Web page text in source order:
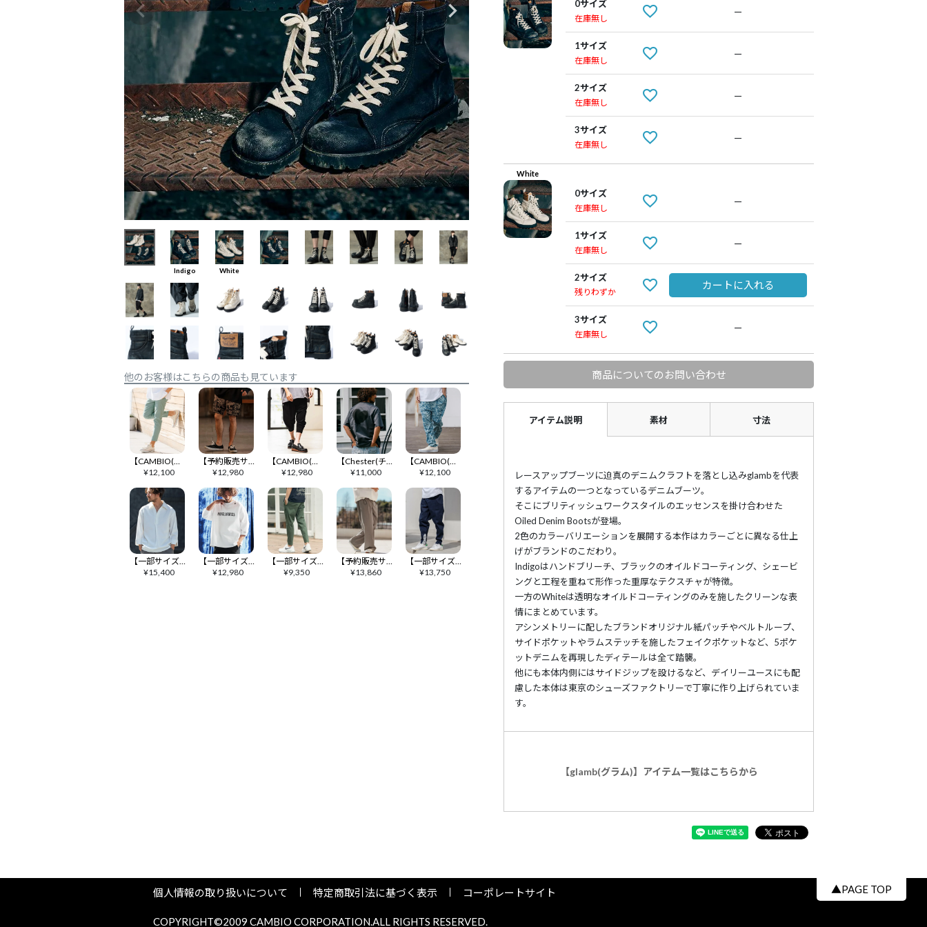
Indigo
Indigo White
他のお客様はこちらの商品も見ています
【CAMBIO(カンビオ)】【予約販売カラー・サイズにより納期異なる】 オールラウンドストレッチテーパードパンツ(BP-BFS0086)
¥12,100
【予約販売サイズ・カラーにより納期異なる】【CAMBIO(カンビオ)】Gobelin Short Pants ショートパンツ(CAM25SS-002)
¥12,980
【CAMBIO(カンビオ)】Sarouel Cropped Jogger Pants ジョガーパンツ(S68826cmb)
¥12,980
【Chester(チェスター)】【予約販売サイズ・カラーにより納期異なる】グランジハート バックプリント Tシャツ(10014)
¥11,000
【CAMBIO(カンビオ)】【予約販売サイズ・カラーにより納期異なる】Lightweight Fabric Classic Paisley Balloon Pants バルーンパンツ(CAM26SS-016)
¥12,100
【一部サイズカラー予約販売9月中旬～下旬入荷】【Magine(マージン)】Skipper & pullover design 3-4 Sleeve shirt シャツ(MGN-241-2-017)
¥15,400
【一部サイズカラー予約販売9月下旬～10月上旬入荷】【ANGENEHM(アンゲネーム)】Interlock Fabric 3-4 Sleeve T-shirt 7分袖カットソー(AG06-009scg)
¥12,980
【一部サイズカラー予約販売8月下旬～9月上旬入荷】【CAMBIO(カンビオ)】Stretch Saruel Tight Tapered Pants サルエルパンツ(89BA-023-cmb21)
¥9,350
【予約販売サイズ・カラーにより納期異なる】【CAMBIO(カンビオ)】ストライプワイドスラックスパンツ(BP-BES0046)
¥13,860
【一部サイズカラー予約販売9月中旬～下旬入荷】【CAMBIO(カンビオ)】ツイル裾リブテーパードパンツ(HLCM0230)
¥13,750
0サイズ
在庫無し
—
1サイズ
在庫無し
—
2サイズ
在庫無し
—
3サイズ
在庫無し
—
White
0サイズ
在庫無し
—
1サイズ
在庫無し
—
2サイズ
残りわずか
カートに入れる
3サイズ
在庫無し
—
商品についてのお問い合わせ
アイテム説明 素材 寸法
レースアップブーツに迫真のデニムクラフトを落とし込みglambを代表
するアイテムの一つとなっているデニムブーツ。
そこにブリティッシュワークスタイルのエッセンスを掛け合わせた
Oiled Denim Bootsが登場。
2色のカラーバリエーションを展開する本作はカラーごとに異なる仕上
げがブランドのこだわり。
Indigoはハンドブリーチ、ブラックのオイルドコーティング、シェービ
ングと工程を重ねて形作った重厚なテクスチャが特徴。
一方のWhiteは透明なオイルドコーティングのみを施したクリーンな表
情にまとめています。
アシンメトリーに配したブランドオリジナル紙パッチやベルトループ、
サイドポケットやラムステッチを施したフェイクポケットなど、5ポケ
ットデニムを再現したディテールは全て踏襲。
他にも本体内側にはサイドジップを設けるなど、デイリーユースにも配
慮した本体は東京のシューズファクトリーで丁寧に作り上げられていま
す。
【glamb(グラム)】アイテム一覧はこちらから
個人情報の取り扱いについて 特定商取引法に基づく表示 コーポレートサイト ▲PAGE TOP
COPYRIGHT©2009 CAMBIO CORPORATION.ALL RIGHTS RESERVED.